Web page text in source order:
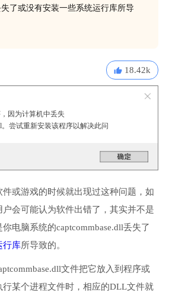
失了或没有安装一些系统运行库所导
18.42k
因为计算机中丢失
。尝试重新安装该程序以解决此问
或游戏的时候就出现过这种问题，如
会可能认为软件出错了，其实并不是
电脑系统的captcommbase.dll丢失了
行库所导致的。
文件把它放入到程序或
行某个进程文件时，相应的DLL文件就